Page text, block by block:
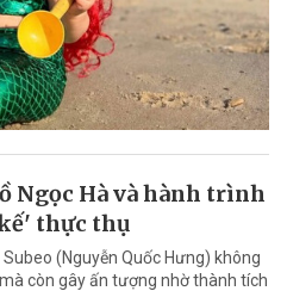
Ngọc Hà và hành trình
thực thụ
(Nguyễn Quốc Hưng) không
còn gây ấn tượng nhờ thành tích